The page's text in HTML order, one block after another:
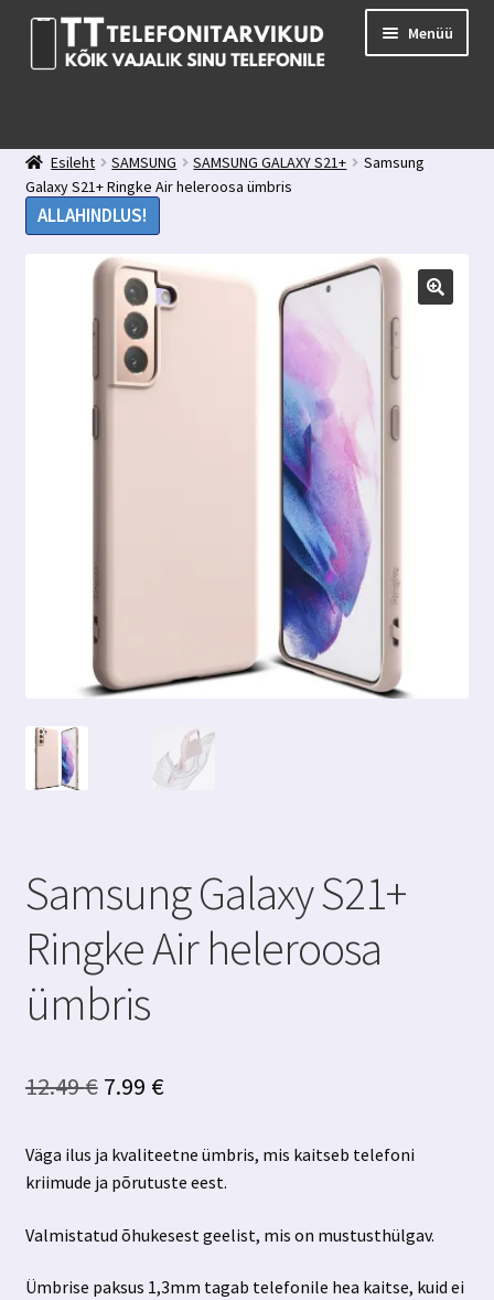
Liigu
navigeerimisele
Liigu
juurde
Menüü
Minu konto
Ostukorv
Esileht SAMSUNG SAMSUNG GALAXY S21+
Samsung
Galaxy S21+ Ringke Air heleroosa ümbris
ALLAHINDLUS!
Samsung Galaxy S21+
Ringke Air heleroosa
ümbris
12.49€ Algne
oli:
7.99 €Praegune
on:
Väga ilus ja kvaliteetne ümbris, mis kaitseb telefoni
kriimude ja põrutuste eest.
Valmistatud õhukesest geelist, mis on mustusthülgav.
Ümbrise paksus 1,3mm tagab telefonile hea kaitse, kuid ei